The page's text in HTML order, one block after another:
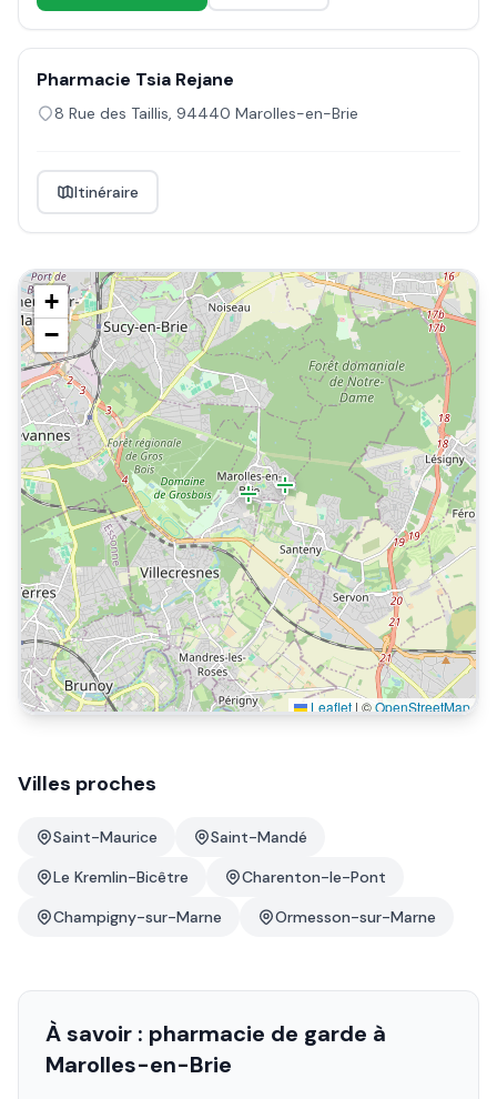
Pharmacie Tsia Rejane
8 Rue des Taillis, 94440 Marolles-en-Brie
Itinéraire
+
−
Leaflet | ©OpenStreetMap
Villes proches
Saint-Maurice
Saint-Mandé
Le Kremlin-Bicêtre
Charenton-le-Pont
Champigny-sur-Marne
Ormesson-sur-Marne
À savoir : pharmacie de garde à
Marolles-en-Brie